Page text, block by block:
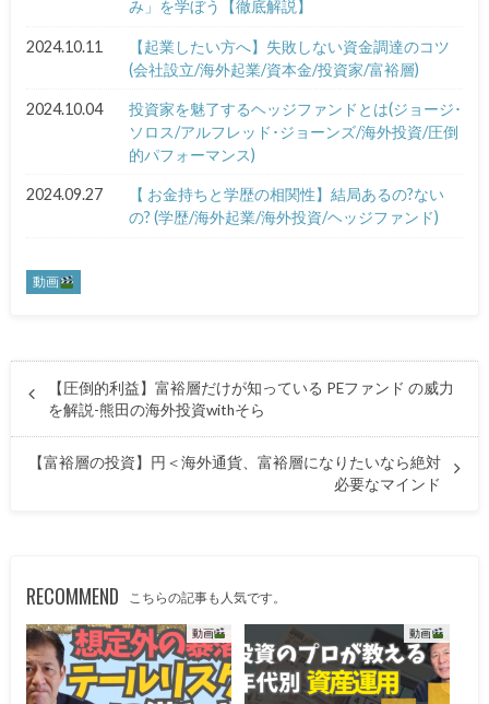
み」を学ぼう【徹底解説】
2024.10.11
【起業したい方へ】失敗しない資金調達のコツ
(会社設立/海外起業/資本金/投資家/富裕層)
2024.10.04
投資家を魅了するヘッジファンドとは(ジョージ･
ソロス/アルフレッド･ジョーンズ/海外投資/圧倒
的パフォーマンス)
2024.09.27
【 お金持ちと学歴の相関性】結局あるの?ない
の? (学歴/海外起業/海外投資/ヘッジファンド)
動画
【圧倒的利益】富裕層だけが知っている PEファンド の威力
を解説-熊田の海外投資withそら
【富裕層の投資】円＜海外通貨、富裕層になりたいなら絶対
必要なマインド
RECOMMEND こちらの記事も人気です。
動画 動画